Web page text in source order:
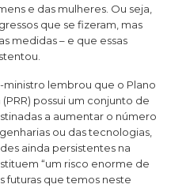
e das mulheres. Ou seja,
que se fizeram, mas
medidas – e que essas
lembrou que o Plano
possui um conjunto de
a aumentar o número
ou das tecnologias,
ainda persistentes na
“um risco enorme de
futuras que temos neste